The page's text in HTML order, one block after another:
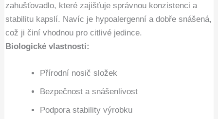
zahušťovadlo, které zajišťuje správnou konzistenci a
stabilitu kapslí. Navíc je hypoalergenní a dobře snášená,
což ji činí vhodnou pro citlivé jedince.
Biologické vlastnosti:
Přírodní nosič složek
Bezpečnost a snášenlivost
Podpora stability výrobku